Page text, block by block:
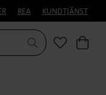
REA KUNDTJÄNST